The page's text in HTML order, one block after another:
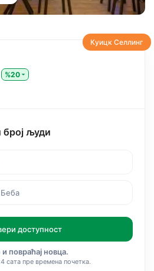
Куицк Селлинг
%20
број људи
доступност
повраћај новца.
сата пре времена почетка.